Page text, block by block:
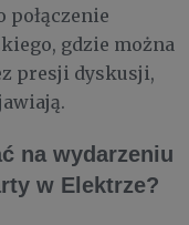
połączenie
gdzie można
presji dyskusji,
na wydarzeniu
w Elektrze?